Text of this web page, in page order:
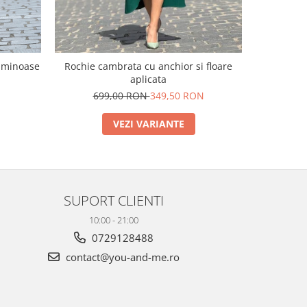
Rochie cambrata cu anchior si floare
aplicata
699,00 RON349,50 RON
VEZI VARIANTE
SUPORT CLIENTI
10:00 - 21:00
0729128488
contact@you-and-me.ro